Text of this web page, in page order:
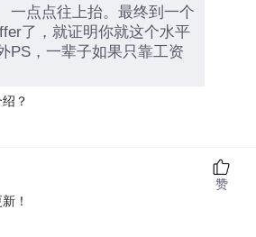
一点点往上抬。最终到一个
了，就证明你就这个水平
PS，一辈子如果只靠工资
？
！
赞